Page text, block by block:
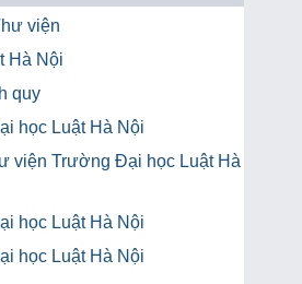
viện
Hà Nội
quy
học Luật Hà Nội
viện Trường Đại học Luật Hà
học Luật Hà Nội
học Luật Hà Nội